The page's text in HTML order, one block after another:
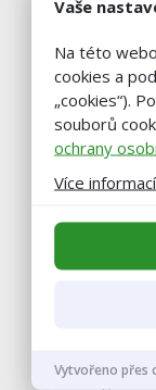
na řadu
s
prostoru.
vyrobená
vyráběla,
podle
by měl
Vaše
Na této
cookies a
„cookies“).
souborů
ochrany
Více informací
Vytvořeno přes